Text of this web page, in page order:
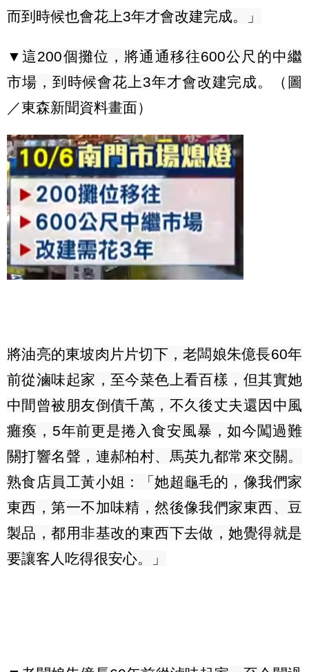
而到時候也會花上3年才會改建完成。」
▼這200個攤位，將通通移往600公尺的中繼
市場，到時候會花上3年才會改建完成。（圖
／東森新聞資料畫面）
將油亮的東坡肉片片切下，老闆娘朱億長60年
前從滷味起家，至今菜色上看百樣，但其實她
中間曾被朋友倒債千萬，不久後丈夫還因中風
癱瘓， 5年前更是捲入食安風暴，如今闖過難
關打響名聲，連郝柏村、馬英九都常來交關。
熟食店員工黃小姐：「她超龜毛的，像我們家
東西，第一不加味精，然後像我們家東西、豆
製品，都用非基改的東西下去做，她覺得就是
要讓客人吃得很安心。」